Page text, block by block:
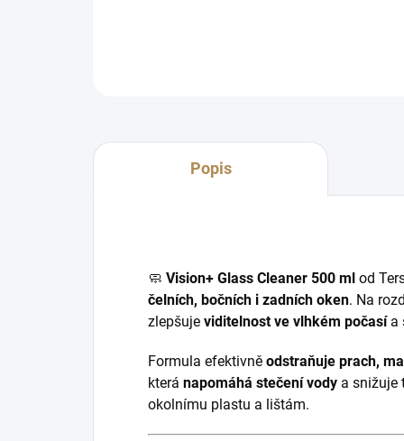
Popis
🧼 Vision+ Glass Cleaner 500 ml od
čelních, bočních i zadních oken. Na
zlepšuje viditelnost ve vlhkém počasía
Formula efektivně odstraňuje prach,
která napomáhá stečení vody a snižuje
okolnímu plastu a lištám.